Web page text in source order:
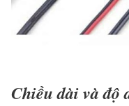
Chiều dài và độ